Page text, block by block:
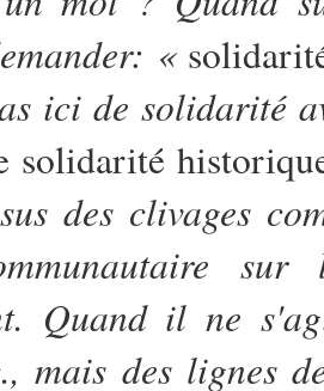
«
ici de solidarité
solidarité
des clivages
Quand il ne
mais des lignes